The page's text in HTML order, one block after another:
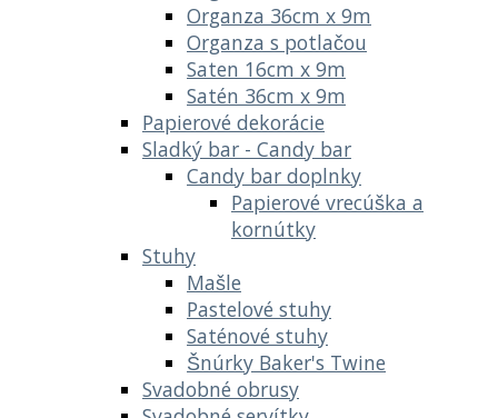
Organza 36cm x 9m
Organza s potlačou
Saten 16cm x 9m
Satén 36cm x 9m
Papierové dekorácie
Sladký bar - Candy bar
Candy bar doplnky
Papierové vrecúška a
kornútky
Stuhy
Mašle
Pastelové stuhy
Saténové stuhy
Šnúrky Baker's Twine
Svadobné obrusy